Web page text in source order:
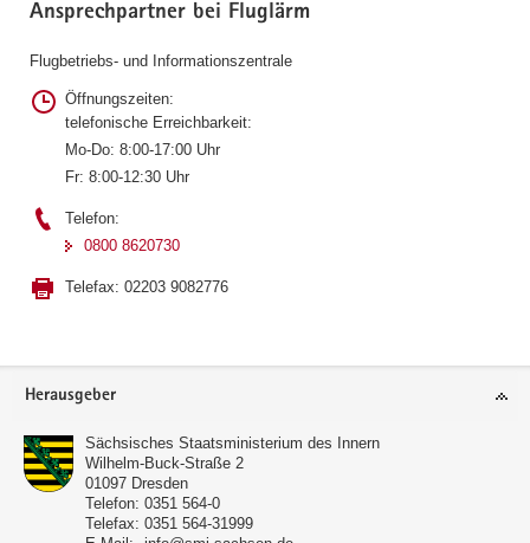
Ansprechpartner bei Fluglärm
Flugbetriebs- und Informationszentrale
Öffnungszeiten:
telefonische Erreichbarkeit:
Mo-Do: 8:00-17:00 Uhr
Fr: 8:00-12:30 Uhr
Telefon:
0800 8620730
Telefax: 02203 9082776
Footer-
Herausgeber
Sächsisches Staatsministerium des Innern
Wilhelm-Buck-Straße 2
01097 Dresden
Telefon: 0351 564-0
Telefax: 0351 564-31999